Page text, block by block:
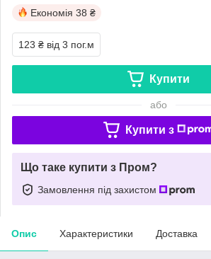
Економія 38 ₴
123 ₴ від 3 пог.м
Купити
або
Купити з
Що таке купити з Пром?
Замовлення під захистом
Опис Характеристики Доставка